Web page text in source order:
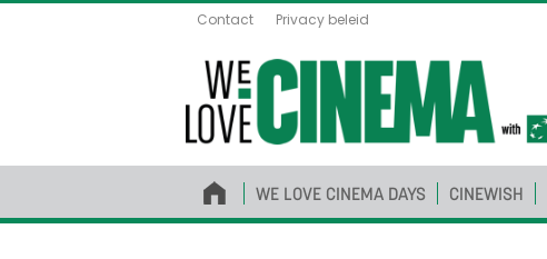
Contact Privacy beleid
WE LOVE CINEMA DAYS CINEWISH